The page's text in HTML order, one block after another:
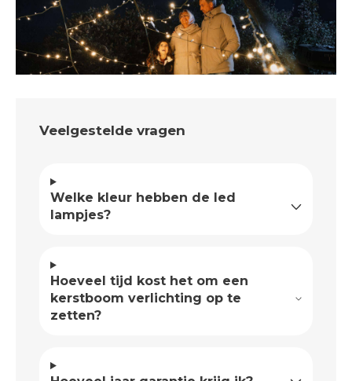
Veelgestelde vragen
Welke kleur hebben de led
lampjes?
Hoeveel tijd kost het om een
kerstboom verlichting op te
zetten?